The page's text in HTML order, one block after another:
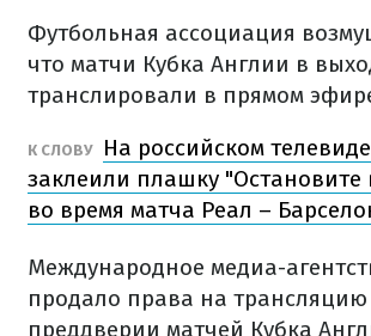
Футбольная ассоциация
что матчи Кубка Англии в
транслировали в прямом
К СЛОВУ
На российском
заклеили плашку "Остановите
во время матча Реал –
Международное медиа-
продало права на
преддверии матчей Кубка